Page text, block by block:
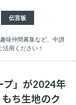
伝言板
味仲間募集など、中讃
用ください！
プ」が2024年
ち生地のク